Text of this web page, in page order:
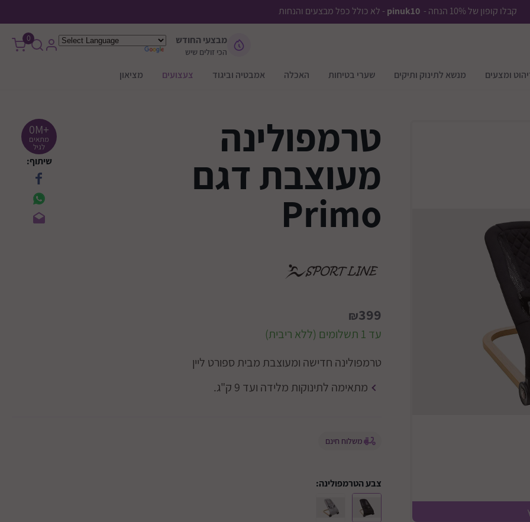
קבלו קופון של 10% הנחה - pinuk10 - לא כולל כפל מבצעים והנחות
ומצעים מנשא לתינוק ותיקים שערי בטיחות האכלה אמבטיה וביגוד צעצועים מציאון
מבצעי החודש
הכי זולים שיש
0
טרמפולינה
מעוצבת דגם
Primo
₪399
עד 1 תשלומים (ללא ריבית)
+0M
מתאים
לגיל
שיתוף:
טרמפולינה חדישה ומעוצבת מבית ספורט ליין
מתאימה לתינוקות מלידה ועד 9 ק"ג.
משלוח חינם
צבע הטרמפולינה: